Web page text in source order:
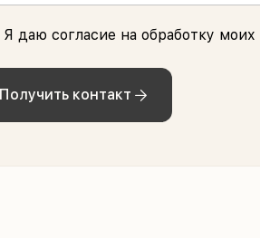
Я даю согласие на обработку моих
Получить контакт